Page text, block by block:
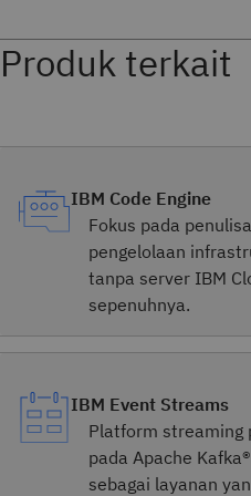
Produk terkait
IBM Code Engine
Fokus pada
pengelolaan
tanpa server IBM
sepenuhnya.
IBM Event Streams
Platform streaming
pada Apache
sebagai layanan